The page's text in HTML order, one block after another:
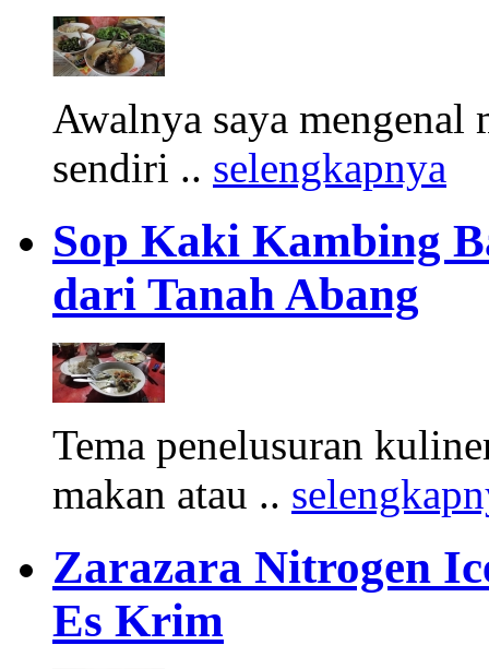
Awalnya saya mengenal
sendiri .. selengkapnya
Sop Kaki Kambing
dari Tanah Abang
Tema penelusuran
makan atau ..
Zarazara Nitrogen
Es Krim